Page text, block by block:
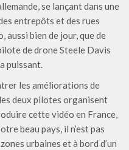
se lançant dans une
entrepôts et des rues
aussi bien de jour, que de
de drone Steele Davis
puissant.
les améliorations de
deux pilotes organisent
cette vidéo en France,
beau pays, il n’est pas
urbaines et à bord d’un